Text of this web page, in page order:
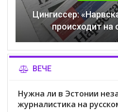
Цингиссер:
происходит на
ВЕЧЕ
Нужна ли в Эстонии
журналистика на